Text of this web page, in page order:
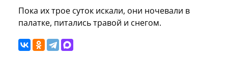
Пока их трое суток искали, они ночевали в
палатке, питались травой и снегом.